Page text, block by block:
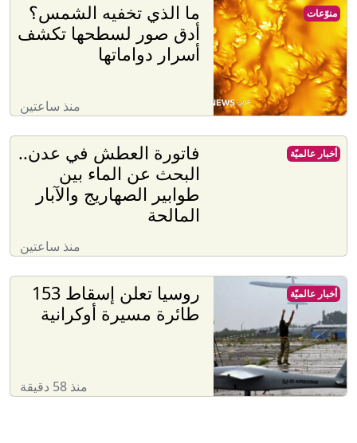
ما الذي تخفيه الشمس؟
أدق صور لسطحها تكشف
أسرار دواماتها
منذ ساعتين
منوّعات
فاتورة العطش في عدن..
البحث عن الماء بين
طوابير الصهاريج والآبار
المالحة
منذ ساعتين
أخبار عالميّة
روسيا تعلن إسقاط 153
طائرة مسيرة أوكرانية
منذ 58 دقيقة
أخبار عالميّة